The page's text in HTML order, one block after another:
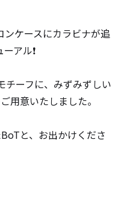
ケースにカラビナが追
アル❗
チーフに、みずみずしい
用意いたしました。
と、お出かけくださ